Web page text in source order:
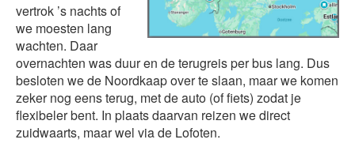
vertrok ’s nachts of
we moesten lang
wachten. Daar
overnachten was duur en de terugreis per bus lang. Dus
besloten we de Noordkaap over te slaan, maar we komen
zeker nog eens terug, met de auto (of fiets) zodat je
flexibeler bent. In plaats daarvan reizen we direct
zuidwaarts, maar wel via de Lofoten.